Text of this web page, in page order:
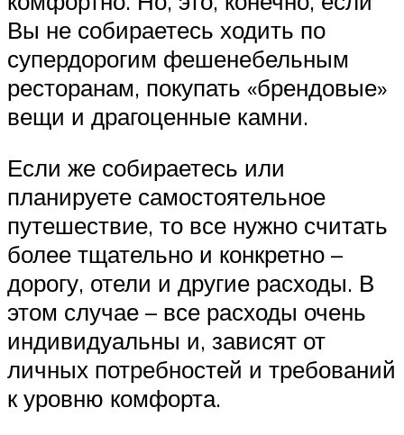
Вы не собираетесь ходить по
супердорогим фешенебельным
ресторанам, покупать «брендовые»
вещи и драгоценные камни.
Если же собираетесь или
планируете самостоятельное
путешествие, то все нужно считать
более тщательно и конкретно –
дорогу, отели и другие расходы. В
этом случае – все расходы очень
индивидуальны и, зависят от
личных потребностей и требований
к уровню комфорта.